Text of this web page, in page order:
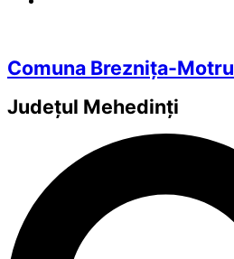
Comuna Breznița-Motru
Județul Mehedinți